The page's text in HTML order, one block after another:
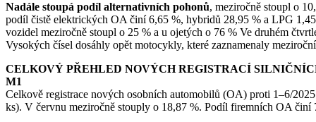
Nadále stoupá podíl alternativních pohonů, meziročně stoupl o
podíl čistě elektrických OA činí 6,65 %, hybridů 28,95 % a LPG
vozidel meziročně stoupl o 25 % a u ojetých o 76 % Ve druhém
Vysokých čísel dosáhly opět motocykly, které zaznamenaly
CELKOVÝ PŘEHLED NOVÝCH REGISTRACÍ
M1
Celkově registrace nových osobních automobilů (OA) proti 1–6/
ks). V červnu meziročně stouply o 18,87 %. Podíl firemních OA činí